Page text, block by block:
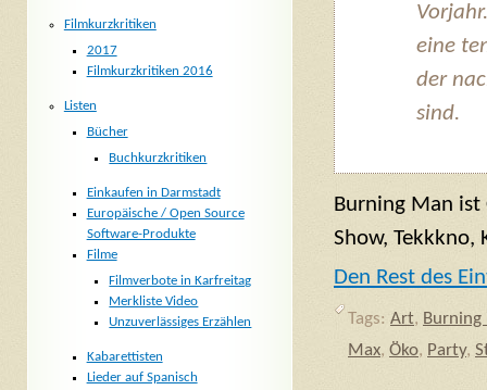
eine
der
sind.
Burning Man ist
Show, Tekkkno,
Den Rest des
Tags: Art, Burning
Max, Öko, Party,
Filmkurzkritiken
2017
Filmkurzkritiken 2016
Listen
Bücher
Buchkurzkritiken
Einkaufen in Darmstadt
Europäische / Open Source
Software-Produkte
Filme
Filmverbote in Karfreitag
Merkliste Video
Unzuverlässiges Erzählen
Kabarettisten
Lieder auf Spanisch